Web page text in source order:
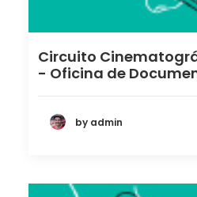
Circuito
- Oficina de
by admin